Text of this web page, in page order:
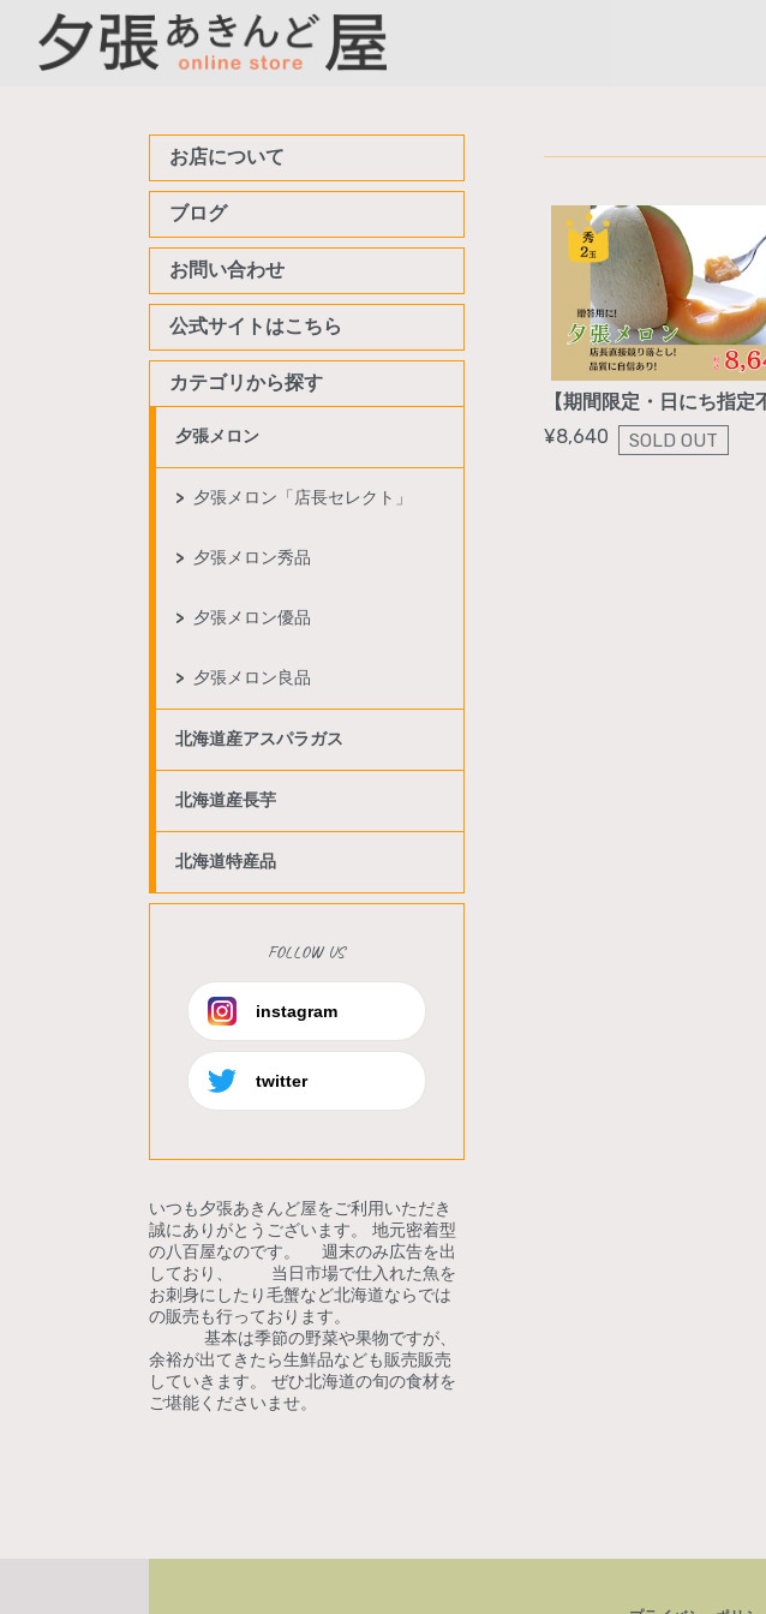
お店について
ブログ
お問い合わせ
公式サイトはこちら
カテゴリから探す
夕張メロン
夕張メロン「店長セレクト」
夕張メロン秀品
夕張メロン優品
夕張メロン良品
北海道産アスパラガス
北海道産長芋
北海道特産品
FOLLOW US
instagram
twitter
いつも夕張あきんど屋をご利用いただき
誠にありがとうございます。 地元密着型
の八百屋なのです。 週末のみ広告を出
しており、 当日市場で仕入れた魚を
お刺身にしたり毛蟹など北海道ならでは
の販売も行っております。
基本は季節の野菜や果物ですが、
余裕が出てきたら生鮮品なども販売販売
していきます。 ぜひ北海道の旬の食材を
ご堪能くださいませ。
¥8,640 SOLD OUT